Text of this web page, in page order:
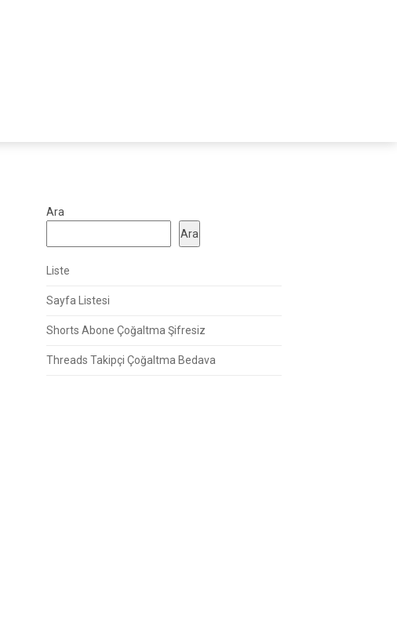
Ara
Ara
Liste
Sayfa Listesi
Shorts Abone Çoğaltma Şifresiz
Threads Takipçi Çoğaltma Bedava